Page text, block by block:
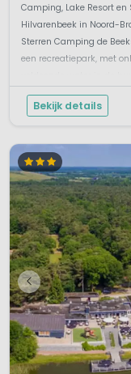
Camping, Lake Resort en
Hilvarenbeek in Noord-
Sterren Camping de
een recreatiepark, met
Bekijk details